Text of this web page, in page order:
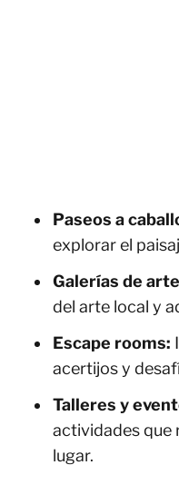
Paseos a
explorar el
Galerías de
del arte local y
Escape rooms:
acertijos y
Talleres y
actividades que
lugar.